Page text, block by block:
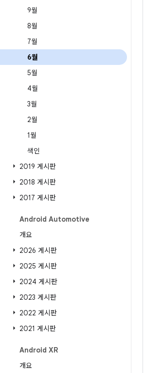
9월
8월
7월
6월
5월
4월
3월
2월
1월
색인
2019 게시판
2018 게시판
2017 게시판
Android Automotive
개요
2026 게시판
2025 게시판
2024 게시판
2023 게시판
2022 게시판
2021 게시판
Android XR
개요